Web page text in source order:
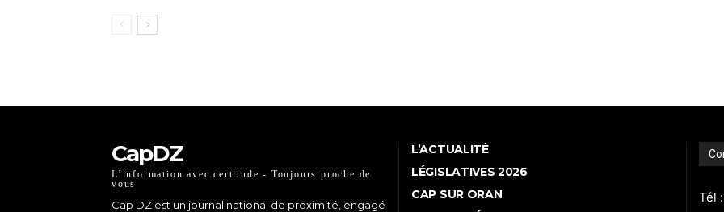
CapDZ
L’information avec certitude - Toujours proche de
vous
Cap DZ est un journal national de proximité, engagé
L’ACTUALITÉ
LÉGISLATIVES 2026
CAP SUR ORAN
Tél